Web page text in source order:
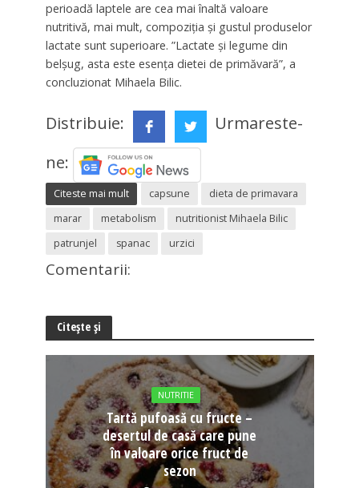
perioadă laptele are cea mai înaltă valoare
nutritivă, mai mult, compoziția și gustul produselor
lactate sunt superioare. ”Lactate și legume din
belșug, asta este esența dietei de primăvară”, a
concluzionat Mihaela Bilic.
Distribuie:
Urmareste-
ne:
Citeste mai mult capsune
dieta de primavara
marar
metabolism
nutritionist Mihaela Bilic
patrunjel
spanac urzici
Comentarii:
Citește și
NUTRITIE
Tartă pufoasă cu fructe –
desertul de casă care pune
în valoare orice fruct de
sezon